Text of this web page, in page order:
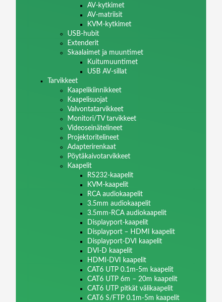
AV-kytkimet
AV-matriisit
KVM-kytkimet
USB-hubit
Extenderit
Skaalaimet ja muuntimet
Kuitumuuntimet
USB AV-sillat
Tarvikkeet
Kaapelikiinnikkeet
Kaapelisuojat
Valvontatarvikkeet
Monitori/TV tarvikkeet
Videoseinätelineet
Projektoritelineet
Adapterirenkaat
Pöytäkaivotarvikkeet
Kaapelit
RS232-kaapelit
KVM-kaapelit
RCA audiokaapelit
3.5mm audiokaapelit
3.5mm-RCA audiokaapelit
Displayport-kaapelit
Displayport – HDMI kaapelit
Displayport-DVI kaapelit
DVI-D kaapelit
HDMI-DVI kaapelit
CAT6 UTP 0.1m-5m kaapelit
CAT6 UTP 6m – 20m kaapelit
CAT6 UTP pitkät välikaapelit
CAT6 S/FTP 0.1m-5m kaapelit